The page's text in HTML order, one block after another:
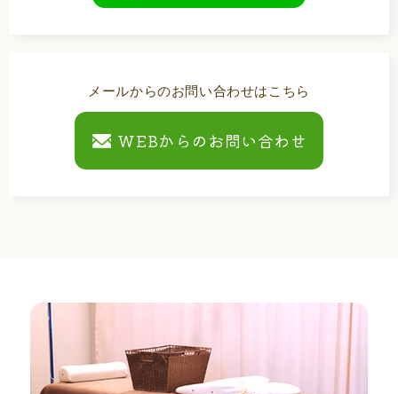
メールからのお問い合わせはこちら
WEBからのお問い合わせ